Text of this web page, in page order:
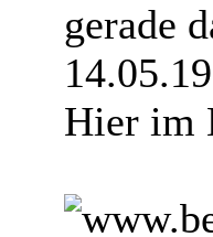
gerade
Hier im